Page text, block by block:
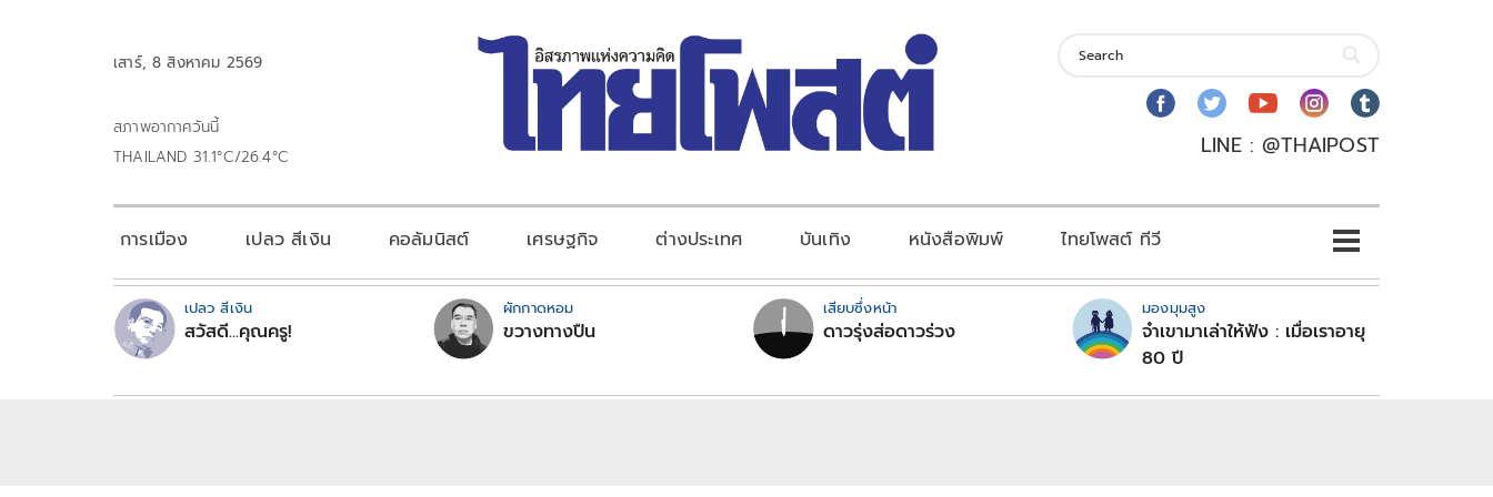
เสาร์, 8 สิงหาคม 2569
สภาพอากาศวันนี้
THAILAND 31.1°C/26.4°C
LINE : @THAIPOST
การเมือง เปลว สีเงิน คอลัมนิสต์ เศรษฐกิจ ต่างประเทศ บันเทิง หนังสือพิมพ์ ไทยโพสต์ ทีวี
เปลว สีเงิน
สวัสดี...คุณครู!
ผักกาดหอม
ขวางทางปืน
เสียบซึ่งหน้า
ดาวรุ่งส่อดาวร่วง
มองมุมสูง
จำเขามาเล่าให้ฟัง : เมื่อเราอายุ
80 ปี